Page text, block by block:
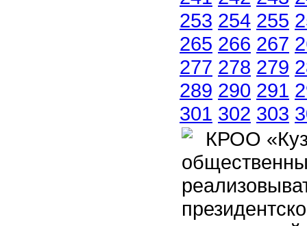
253 254 255
265 266 267
277 278 279
289 290 291
301 302 303
КРОО